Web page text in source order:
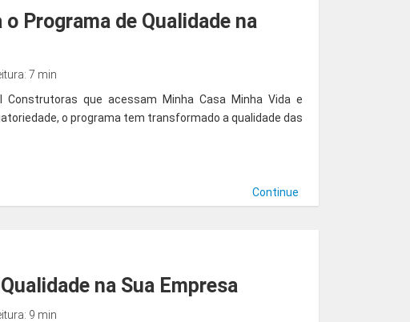
o Programa de Qualidade na
7 min
Construtoras que acessam Minha Casa Minha Vida e
o programa tem transformado a qualidade das
Continue
na Sua Empresa
9 min